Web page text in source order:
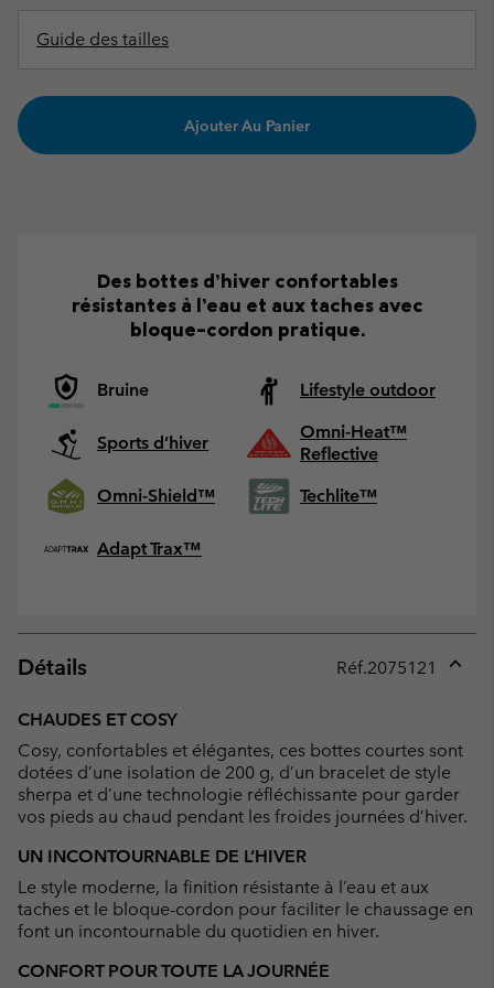
Guide des tailles
Ajouter Au Panier
Des bottes d’hiver confortables
résistantes à l’eau et aux taches avec
bloque-cordon pratique.
Bruine Lifestyle outdoor
Sports d’hiver
Omni-Heat™
Reflective
Omni-Shield™
Techlite™
Adapt Trax™
Détails Réf.2075121
CHAUDES ET COSY
Cosy, confortables et élégantes, ces bottes courtes sont
dotées d’une isolation de 200 g, d’un bracelet de style
sherpa et d’une technologie réfléchissante pour garder
vos pieds au chaud pendant les froides journées d’hiver.
UN INCONTOURNABLE DE L’HIVER
Le style moderne, la finition résistante à l’eau et aux
taches et le bloque-cordon pour faciliter le chaussage en
font un incontournable du quotidien en hiver.
CONFORT POUR TOUTE LA JOURNÉE